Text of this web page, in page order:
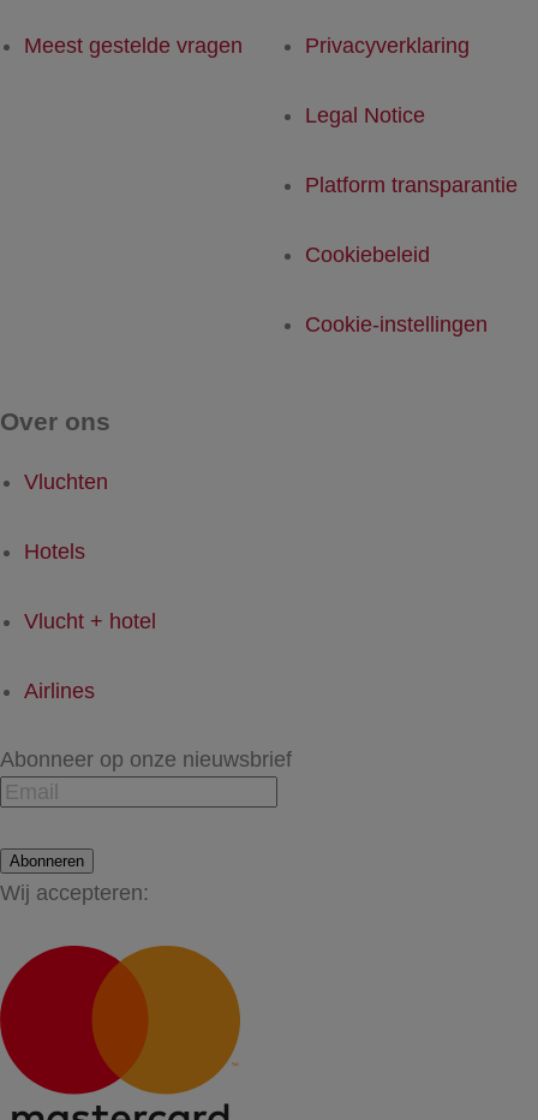
Meest gestelde vragen Privacyverklaring
Legal Notice
Platform transparantie
Cookiebeleid
Cookie-instellingen
Over ons
Vluchten
Hotels
Vlucht + hotel
Airlines
Abonneer op onze nieuwsbrief
Abonneren
Wij accepteren: